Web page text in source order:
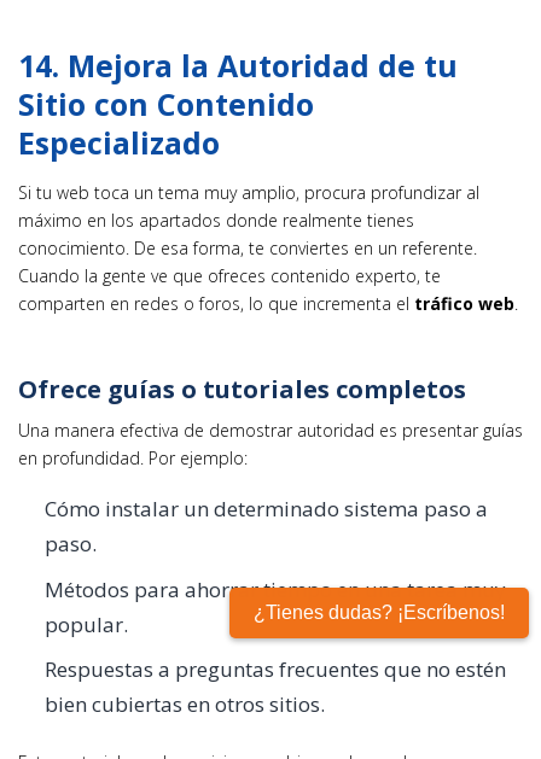
14. Mejora la Autoridad de tu
Sitio con Contenido
Especializado
Si tu web toca un tema muy amplio, procura profundizar al
máximo en los apartados donde realmente tienes
conocimiento. De esa forma, te conviertes en un referente.
Cuando la gente ve que ofreces contenido experto, te
comparten en redes o foros, lo que incrementa el tráfico web.
Ofrece guías o tutoriales completos
Una manera efectiva de demostrar autoridad es presentar guías
en profundidad. Por ejemplo:
Cómo instalar un determinado sistema paso a
paso.
Métodos para ahorrar tiempo en una tarea muy
popular.
Respuestas a preguntas frecuentes que no estén
bien cubiertas en otros sitios.
¿Tienes dudas? ¡Escríbenos!